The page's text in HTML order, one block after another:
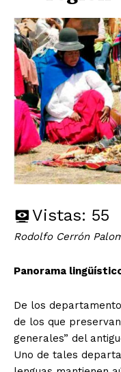
Vistas: 55
Rodolfo Cerrón
Panorama
De los
de los que
generales” del
Uno de tales